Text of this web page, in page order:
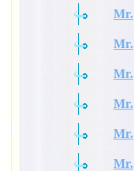
Mr.
Mr.
Mr.
Mr.
Mr.
Mr.